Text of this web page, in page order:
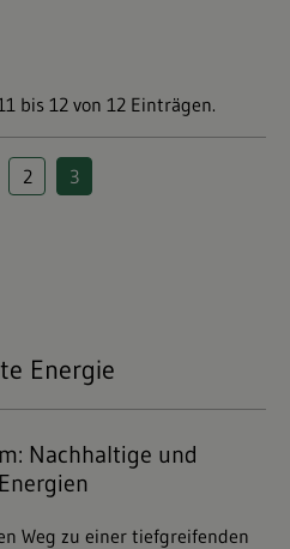
bis 12 von 12 Einträgen.
Seite
2 Seite
3
Energie
Nachhaltige und
Weg zu einer tiefgreifenden